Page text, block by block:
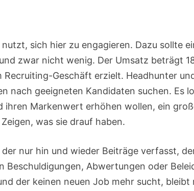
sich hier zu engagieren. Dazu sollte
zwar nicht wenig. Der Umsatz beträgt
Geschäft erzielt. Headhunter
nach geeigneten Kandidaten suchen. Es
ihren Markenwert erhöhen wollen, ein
was sie drauf haben.
nur hin und wieder Beiträge verfasst,
Beschuldigungen, Abwertungen oder
der keinen neuen Job mehr sucht, bleibt